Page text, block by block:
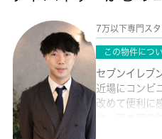
7万以下専門スタ
この物件につ
セブンイレブ
近場にコンビ
改めて便利に
ードでお支払